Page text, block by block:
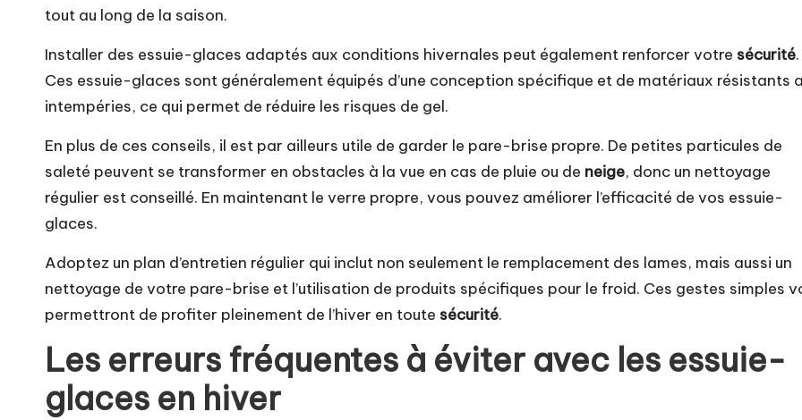
tout au long de la saison.
Installer des essuie-glaces adaptés aux conditions hivernales peut également renforcer votre sécurité.
Ces essuie-glaces sont généralement équipés d’une conception spécifique et de matériaux résistants
intempéries, ce qui permet de réduire les risques de gel.
En plus de ces conseils, il est par ailleurs utile de garder le pare-brise propre. De petites particules de
saleté peuvent se transformer en obstacles à la vue en cas de pluie ou de neige, donc un nettoyage
régulier est conseillé. En maintenant le verre propre, vous pouvez améliorer l’efficacité de vos essuie-
glaces.
Adoptez un plan d’entretien régulier qui inclut non seulement le remplacement des lames, mais aussi un
nettoyage de votre pare-brise et l’utilisation de produits spécifiques pour le froid. Ces gestes simples
permettront de profiter pleinement de l’hiver en toute sécurité.
Les erreurs fréquentes à éviter avec les essuie-
glaces en hiver